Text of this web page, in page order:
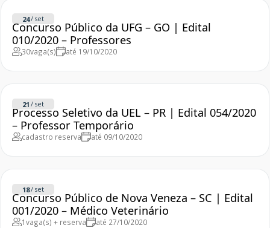
24/ set
Concurso Público da UFG – GO | Edital
010/2020 – Professores
30vaga(s) até 19/10/2020
21 / set
Processo Seletivo da UEL – PR | Edital 054/2020
– Professor Temporário
cadastro reserva até 09/10/2020
18/ set
Concurso Público de Nova Veneza – SC | Edital
001/2020 – Médico Veterinário
1vaga(s) + reserva até 27/10/2020